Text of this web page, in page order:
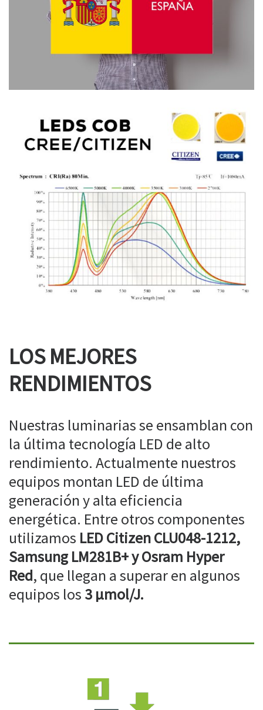
LOS MEJORES
RENDIMIENTOS
Nuestras luminarias se ensamblan con
la última tecnología LED de alto
rendimiento. Actualmente nuestros
equipos montan LED de última
generación y alta eficiencia
energética. Entre otros componentes
utilizamos LED Citizen CLU048-1212,
Samsung LM281B+ y Osram Hyper
Red, que llegan a superar en algunos
equipos los 3 µmol/J.